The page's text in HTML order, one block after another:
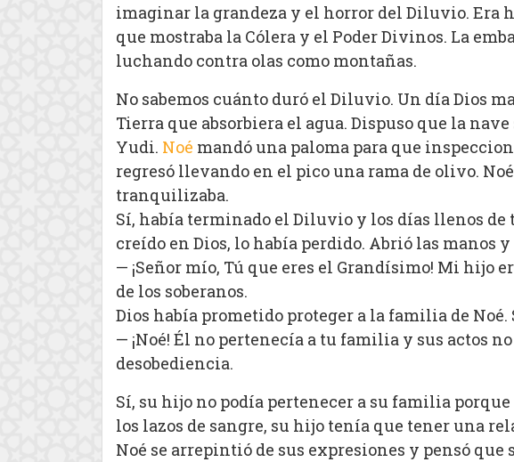
imaginar la grandeza y el horror del Diluvio. Era
que mostraba la Cólera y el Poder Divinos. La
luchando contra olas como montañas.
No sabemos cuánto duró el Diluvio. Un día Dios
Tierra que absorbiera el agua. Dispuso que la
Yudi. Noé mandó una paloma para que
regresó llevando en el pico una rama de olivo.
tranquilizaba.
Sí, había terminado el Diluvio y los días llenos
creído en Dios, lo había perdido. Abrió las manos
— ¡Señor mío, Tú que eres el Grandísimo! Mi hijo
de los soberanos.
Dios había prometido proteger a la familia de
— ¡Noé! Él no pertenecía a tu familia y sus actos
desobediencia.
Sí, su hijo no podía pertenecer a su familia
los lazos de sangre, su hijo tenía que tener una
Noé se arrepintió de sus expresiones y pensó